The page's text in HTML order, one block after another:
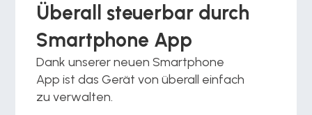
Überall steuerbar durch
Smartphone App
Dank unserer neuen Smartphone
App ist das Gerät von überall einfach
zu verwalten.